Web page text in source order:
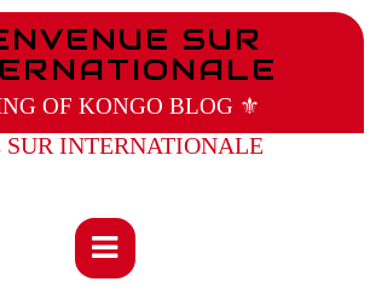
SUR
OF KONGO BLOG ⚜️